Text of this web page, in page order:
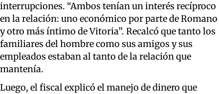
interrupciones. “Ambos tenían un interés recíproco
en la relación: uno económico por parte de Romano
y otro más íntimo de Vitoria”. Recalcó que tanto los
familiares del hombre como sus amigos y sus
empleados estaban al tanto de la relación que
mantenía.
Luego, el fiscal explicó el manejo de dinero que